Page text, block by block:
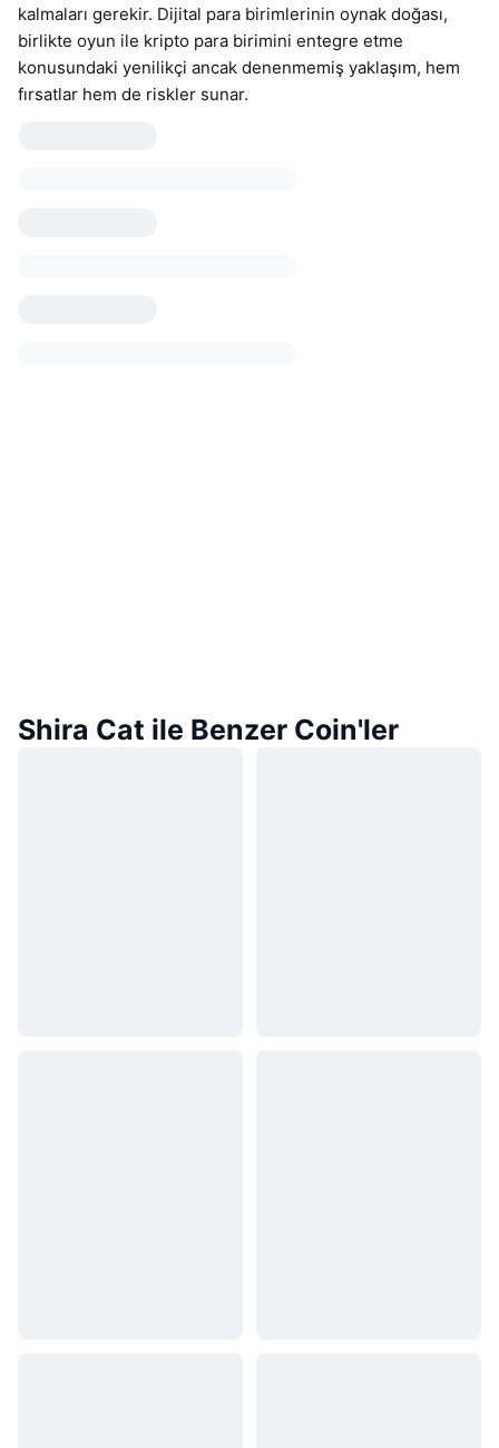
kalmaları gerekir. Dijital para birimlerinin oynak doğası,
birlikte oyun ile kripto para birimini entegre etme
konusundaki yenilikçi ancak denenmemiş yaklaşım, hem
fırsatlar hem de riskler sunar.
Shira Cat ile Benzer Coin'ler